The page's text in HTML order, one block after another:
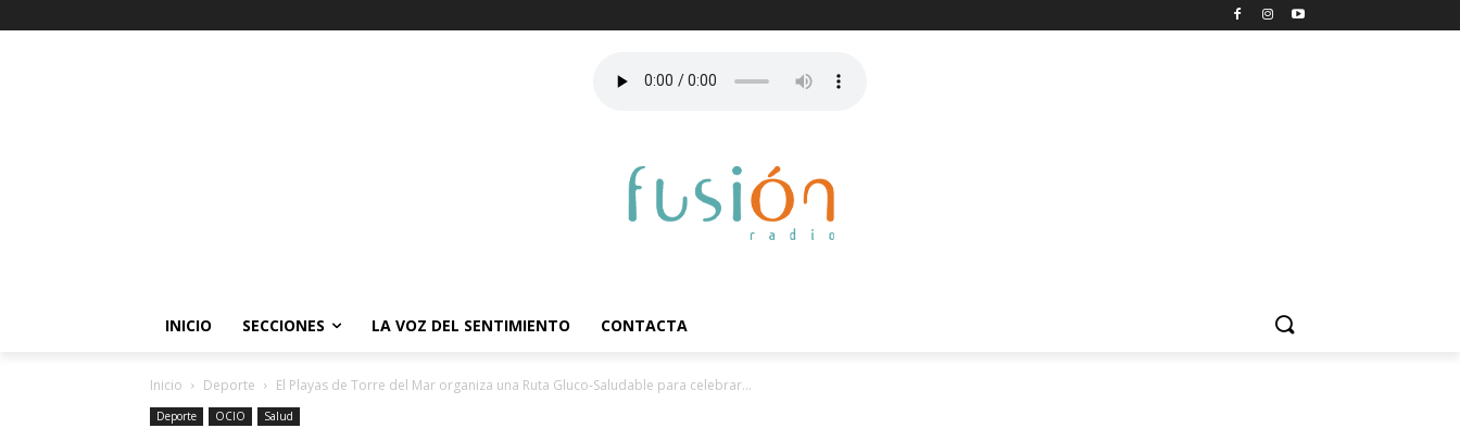
INICIO SECCIONES LA VOZ DEL SENTIMIENTO CONTACTA
Inicio Deporte El Playas de Torre del Mar organiza una Ruta Gluco-Saludable para celebrar...
Deporte OCIO Salud